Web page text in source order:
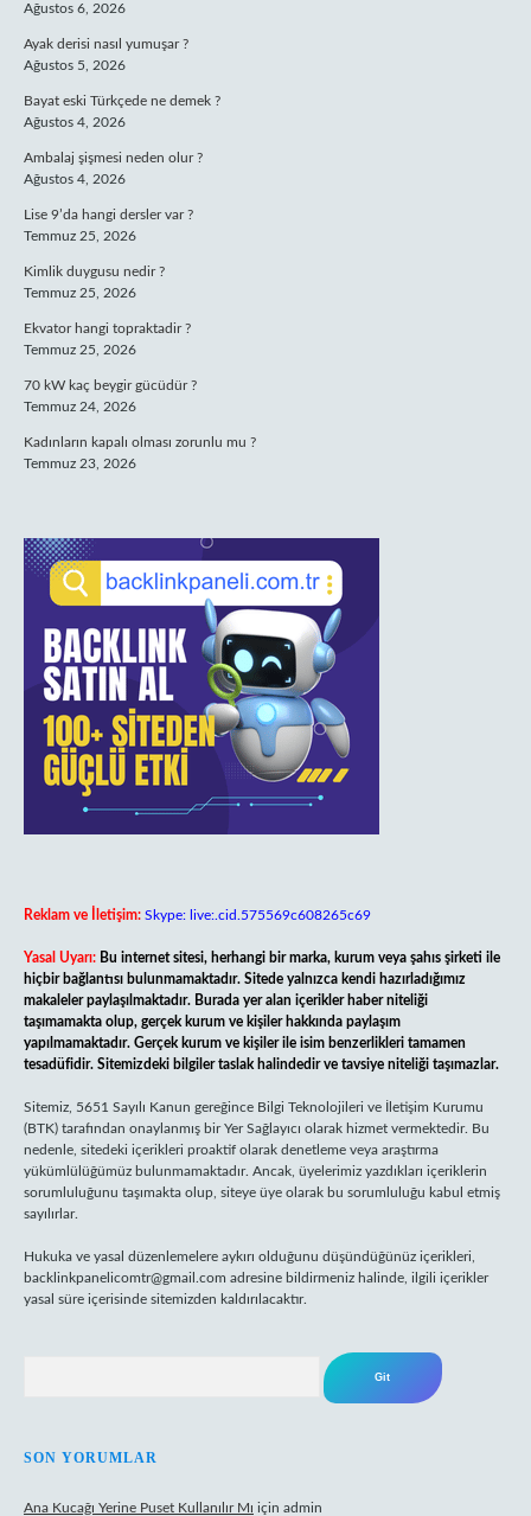
Ağustos 6, 2026
Ayak derisi nasıl yumuşar ?
Ağustos 5, 2026
Bayat eski Türkçede ne demek ?
Ağustos 4, 2026
Ambalaj şişmesi neden olur ?
Ağustos 4, 2026
Lise 9’da hangi dersler var ?
Temmuz 25, 2026
Kimlik duygusu nedir ?
Temmuz 25, 2026
Ekvator hangi topraktadir ?
Temmuz 25, 2026
70 kW kaç beygir gücüdür ?
Temmuz 24, 2026
Kadınların kapalı olması zorunlu mu ?
Temmuz 23, 2026
Reklam ve İletişim: Skype: live:.cid.575569c608265c69
Yasal Uyarı: Bu internet sitesi, herhangi bir marka, kurum veya şahıs şirketi ile
hiçbir bağlantısı bulunmamaktadır. Sitede yalnızca kendi hazırladığımız
makaleler paylaşılmaktadır. Burada yer alan içerikler haber niteliği
taşımamakta olup, gerçek kurum ve kişiler hakkında paylaşım
yapılmamaktadır. Gerçek kurum ve kişiler ile isim benzerlikleri tamamen
tesadüfidir. Sitemizdeki bilgiler taslak halindedir ve tavsiye niteliği taşımazlar.
Sitemiz, 5651 Sayılı Kanun gereğince Bilgi Teknolojileri ve İletişim Kurumu
(BTK) tarafından onaylanmış bir Yer Sağlayıcı olarak hizmet vermektedir. Bu
nedenle, sitedeki içerikleri proaktif olarak denetleme veya araştırma
yükümlülüğümüz bulunmamaktadır. Ancak, üyelerimiz yazdıkları içeriklerin
sorumluluğunu taşımakta olup, siteye üye olarak bu sorumluluğu kabul etmiş
sayılırlar.
Hukuka ve yasal düzenlemelere aykırı olduğunu düşündüğünüz içerikleri,
backlinkpanelicomtr@gmail.com adresine bildirmeniz halinde, ilgili içerikler
yasal süre içerisinde sitemizden kaldırılacaktır.
SON YORUMLAR
Ana Kucağı Yerine Puset Kullanılır Mı için admin